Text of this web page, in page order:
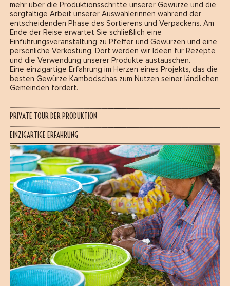
mehr über die Produktionsschritte unserer Gewürze und die
sorgfältige Arbeit unserer Auswählerinnen während der
entscheidenden Phase des Sortierens und Verpackens. Am
Ende der Reise erwartet Sie schließlich eine
Einführungsveranstaltung zu Pfeffer und Gewürzen und eine
persönliche Verkostung. Dort werden wir Ideen für Rezepte
und die Verwendung unserer Produkte austauschen.
Eine einzigartige Erfahrung im Herzen eines Projekts, das die
besten Gewürze Kambodschas zum Nutzen seiner ländlichen
Gemeinden fördert.
PRIVATE TOUR DER PRODUKTION
EINZIGARTIGE ERFAHRUNG